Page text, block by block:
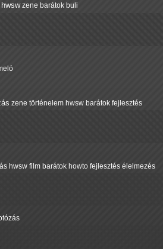
hwsw zene barátok buli
zene történelem hwsw barátok fejlesztés
hwsw film barátok howto fejlesztés élelmezés